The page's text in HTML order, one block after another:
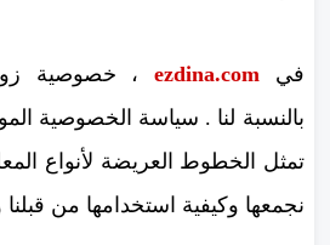
في ezdina.com ، خصوصية
بالنسبة لنا . سياسة الخصوصية
تمثل الخطوط العريضة لأنواع
نجمعها وكيفية استخدامها من